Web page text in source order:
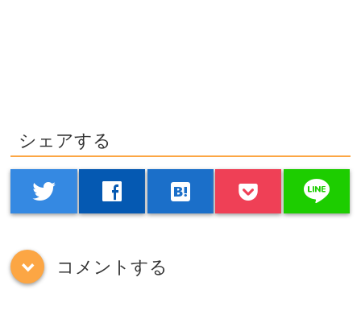
シェアする
twitter facebook hatenabookmark line
down コメントする